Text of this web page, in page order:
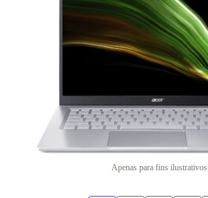
Apenas para fins ilustrativos